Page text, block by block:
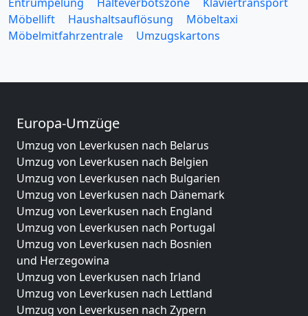
Möbellift
Haushaltsauflösung
Möbeltaxi
Möbelmitfahrzentrale
Umzugskartons
Europa-Umzüge
Umzug von Leverkusen nach Belarus
Umzug von Leverkusen nach Belgien
Umzug von Leverkusen nach Bulgarien
Umzug von Leverkusen nach Dänemark
Umzug von Leverkusen nach England
Umzug von Leverkusen nach Portugal
Umzug von Leverkusen nach Bosnien
und Herzegowina
Umzug von Leverkusen nach Irland
Umzug von Leverkusen nach Lettland
Umzug von Leverkusen nach Zypern